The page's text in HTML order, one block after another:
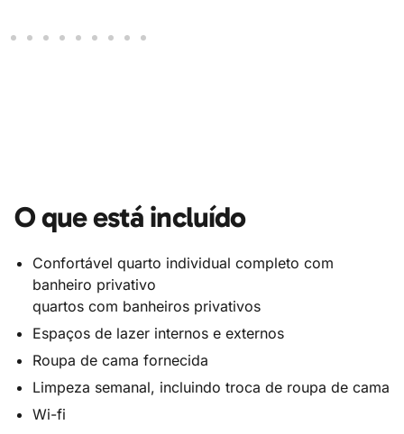
O que está incluído
Confortável quarto individual completo com
banheiro privativo
quartos com banheiros privativos
Espaços de lazer internos e externos
Roupa de cama fornecida
Limpeza semanal, incluindo troca de roupa de cama
Wi-fi